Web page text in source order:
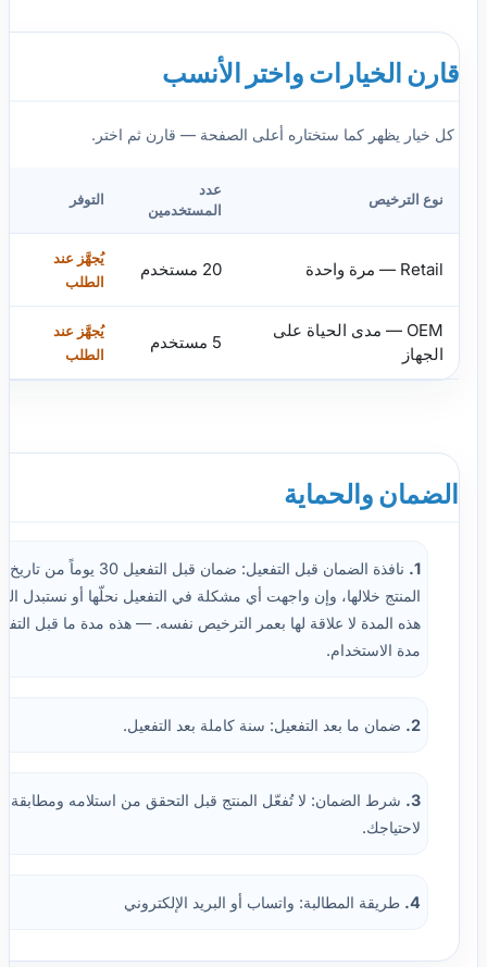
قارن الخيارات واختر الأنسب
كل خيار يظهر كما ستختاره أعلى الصفحة — قارن ثم اختر.
نوع الترخيص
عدد
المستخدمين
التوفر
Retail — مرة واحدة 20 مستخدم
يُجهَّز عند
الطلب
OEM — مدى الحياة على
الجهاز
5 مستخدم
يُجهَّز عند
الطلب
الضمان والحماية
1.
نافذة الضمان قبل التفعيل: ضمان قبل
المنتج خلالها، وإن واجهت أي مشكلة في التفعيل نحلّها أو نستبدل
هذه المدة لا علاقة لها بعمر الترخيص نفسه. — هذه مدة ما قبل
مدة الاستخدام.
2. ضمان ما بعد التفعيل: سنة كاملة بعد التفعيل.
3.
شرط الضمان: لا تُفعّل المنتج قبل التحقق من استلامه ومطابقة
لاحتياجك.
4. طريقة المطالبة: واتساب أو البريد الإلكتروني